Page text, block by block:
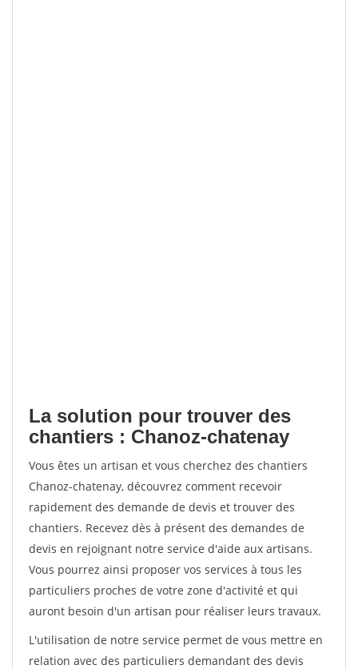
La solution pour trouver des
chantiers : Chanoz-chatenay
Vous êtes un artisan et vous cherchez des chantiers
Chanoz-chatenay, découvrez comment recevoir
rapidement des demande de devis et trouver des
chantiers. Recevez dès à présent des demandes de
devis en rejoignant notre service d'aide aux artisans.
Vous pourrez ainsi proposer vos services à tous les
particuliers proches de votre zone d'activité et qui
auront besoin d'un artisan pour réaliser leurs travaux.
L'utilisation de notre service permet de vous mettre en
relation avec des particuliers demandant des devis